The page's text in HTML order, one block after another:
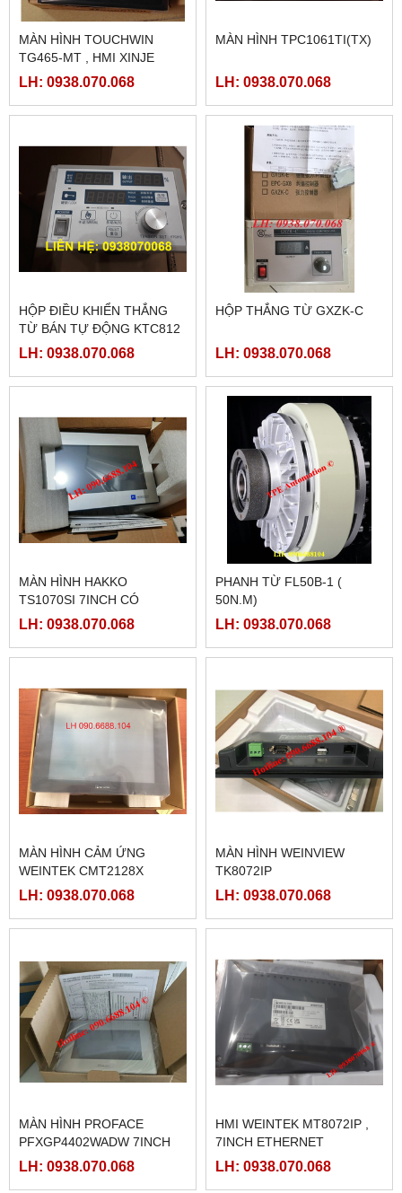
MÀN HÌNH TOUCHWIN
TG465-MT , HMI XINJE
TG465-MT
LH: 0938.070.068
MÀN HÌNH TPC1061TI(TX)
LH: 0938.070.068
HỘP ĐIỀU KHIỂN THẮNG
TỪ BÁN TỰ ĐỘNG KTC812
LH: 0938.070.068
HỘP THẮNG TỪ GXZK-C
LH: 0938.070.068
MÀN HÌNH HAKKO
TS1070SI 7INCH CÓ
ETHERNET
LH: 0938.070.068
PHANH TỪ FL50B-1 (
50N.M)
LH: 0938.070.068
MÀN HÌNH CẢM ỨNG
WEINTEK CMT2128X
LH: 0938.070.068
MÀN HÌNH WEINVIEW
TK8072IP
LH: 0938.070.068
MÀN HÌNH PROFACE
PFXGP4402WADW 7INCH
LH: 0938.070.068
HMI WEINTEK MT8072IP ,
7INCH ETHERNET
LH: 0938.070.068